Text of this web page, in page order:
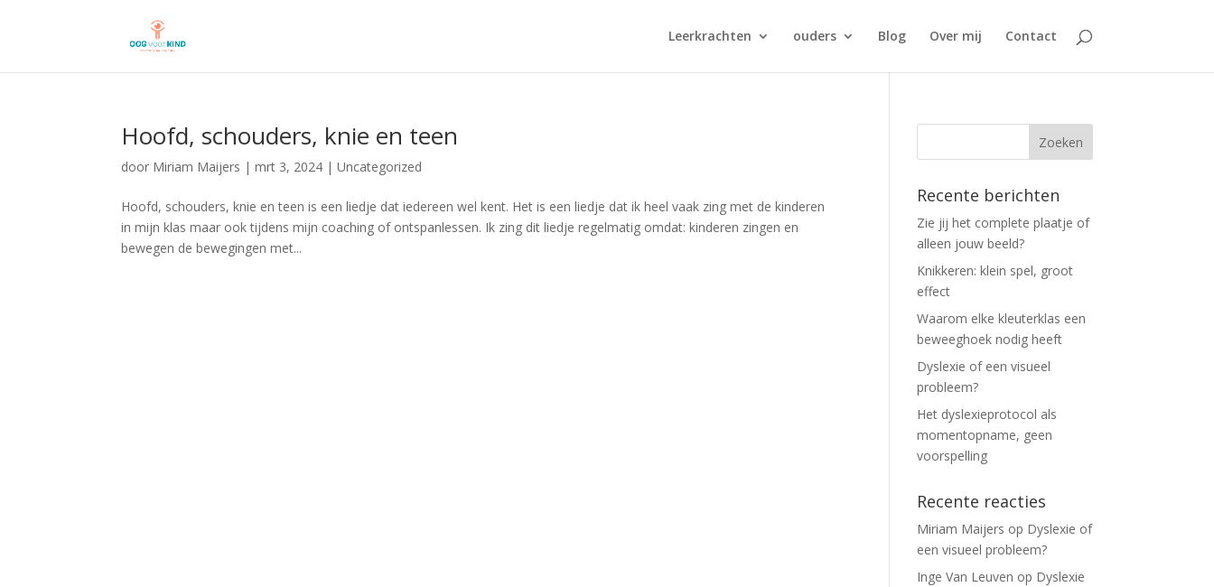
Leerkrachten ouders Blog Over mij Contact
Hoofd, schouders, knie en teen
door Miriam Maijers |mrt 3, 2024 |Uncategorized
Hoofd, schouders, knie en teen is een liedje dat iedereen wel kent. Het is een liedje dat ik heel vaak zing met de kinderen
in mijn klas maar ook tijdens mijn coaching of ontspanlessen. Ik zing dit liedje regelmatig omdat: kinderen zingen en
bewegen de bewegingen met...
Recente berichten
Zie jij het complete plaatje of
alleen jouw beeld?
Knikkeren: klein spel, groot
effect
Waarom elke kleuterklas een
beweeghoek nodig heeft
Dyslexie of een visueel
probleem?
Het dyslexieprotocol als
momentopname, geen
voorspelling
Recente reacties
Miriam Maijers op Dyslexie of
een visueel probleem?
Inge Van Leuven op Dyslexie